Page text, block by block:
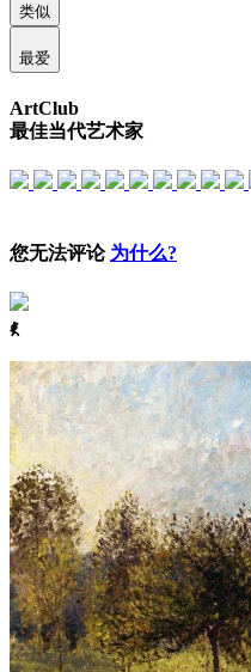
类似
最爱
ArtClub
最佳当代艺术家
您无法评论 为什么?
ꈅ